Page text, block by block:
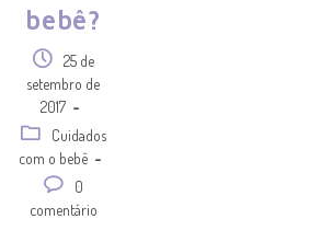
bebê?
25 de
setembro de
2017
Cuidados
com o bebê
0
comentário